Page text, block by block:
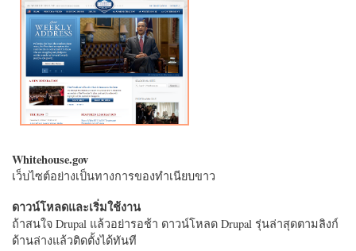
Whitehouse.gov
เว็บไซต์อย่างเป็นทางการของทำเนียบขาว
ดาวน์โหลดและเริ่มใช้งาน
ถ้าสนใจ Drupal แล้วอย่ารอช้า ดาวน์โหลด Drupal รุ่นล่าสุดตามลิงก์
ด้านล่างแล้วติดตั้งได้ทันที